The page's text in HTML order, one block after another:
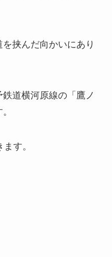
挟んだ向かいにあり
道横河原線の「鷹ノ
す。